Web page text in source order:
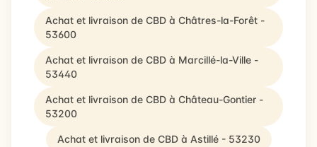
Achat et livraison de CBD à Châtres-la-Forêt -
53600
Achat et livraison de CBD à Marcillé-la-Ville -
53440
Achat et livraison de CBD à Château-Gontier -
53200
Achat et livraison de CBD à Astillé - 53230